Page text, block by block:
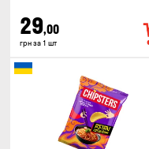
29,00
грн за 1 шт